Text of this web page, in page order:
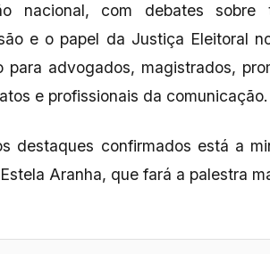
nacional, com debates sobre
e o papel da Justiça Eleitoral
para advogados, magistrados,
e profissionais da comunicação.
destaques confirmados está a
Aranha, que fará a palestra